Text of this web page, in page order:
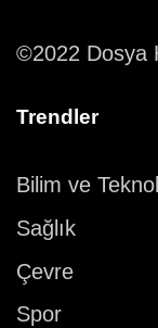
©2022 Dosya
Trendler
Bilim ve
Sağlık
Çevre
Spor